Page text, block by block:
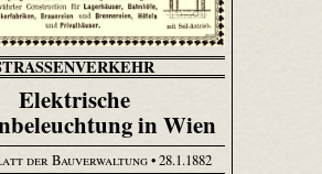
Elektrische
in Wien
der Bauverwaltung• 28.1.1882